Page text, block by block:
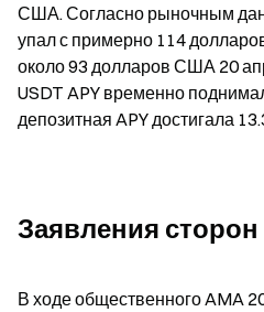
США. Согласно рыночным
упал с примерно 114
около 93 долларов США 20
USDT APY временно
депозитная APY достигала
Заявления сторон
В ходе общественного AMA